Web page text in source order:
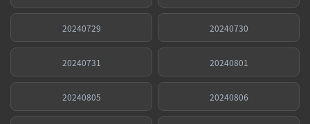
20240729 20240730
20240731 20240801
20240805 20240806